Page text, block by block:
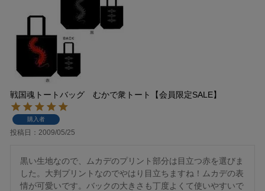
戦国魂トートバッグ むかで衆トート【会員限定SALE】
購入者
投稿日 2009/05/25
黒い生地なので、ムカデのプリント部分は目立つ赤を選びま
した。大判プリントなのでやはり目立ちますね！ムカデの表
情が可愛いです。バックの大きさも丁度よくて使いやすいで